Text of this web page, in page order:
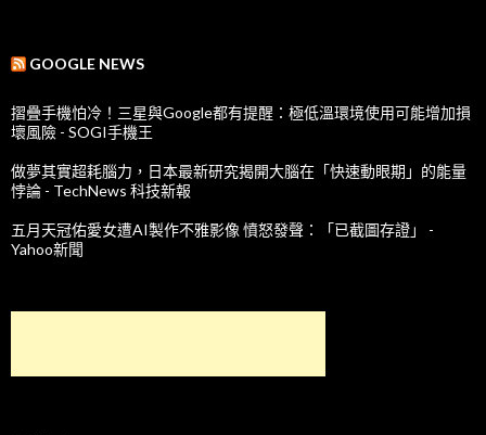
GOOGLE NEWS
摺疊手機怕冷！三星與Google都有提醒：極低溫環境使用可能增加損
壞風險 - SOGI手機王
做夢其實超耗腦力，日本最新研究揭開大腦在「快速動眼期」的能量
悖論 - TechNews 科技新報
五月天冠佑愛女遭AI製作不雅影像 憤怒發聲：「已截圖存證」 -
Yahoo新聞